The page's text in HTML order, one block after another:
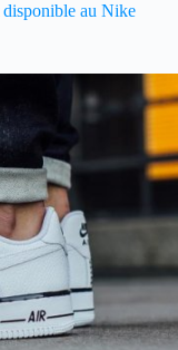
disponible au Nike